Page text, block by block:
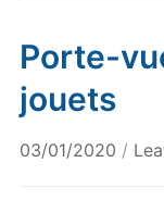
Porte-
jouets
03/01/2020 /